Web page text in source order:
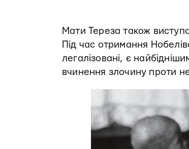
Мати Тереза також
Під час отримання
легалізовані, є
вчинення злочину проти